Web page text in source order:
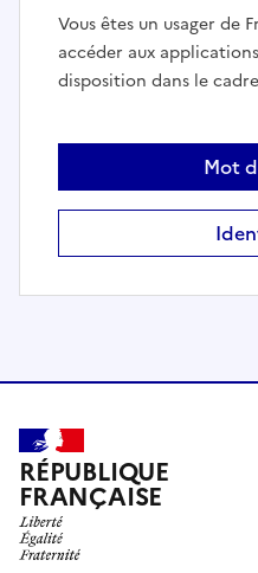
Vous êtes un usager de
accéder aux
disposition dans le
Mot
RÉPUBLIQUE
FRANÇAISE